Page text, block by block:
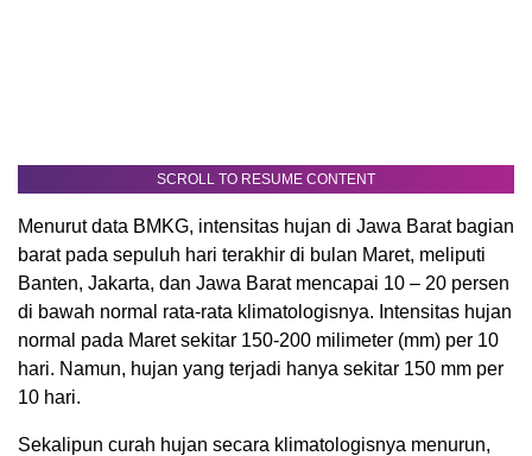
SCROLL TO RESUME CONTENT
Menurut data BMKG, intensitas hujan di Jawa Barat bagian
barat pada sepuluh hari terakhir di bulan Maret, meliputi
Banten, Jakarta, dan Jawa Barat mencapai 10 – 20 persen
di bawah normal rata-rata klimatologisnya. Intensitas hujan
normal pada Maret sekitar 150-200 milimeter (mm) per 10
hari. Namun, hujan yang terjadi hanya sekitar 150 mm per
10 hari.
Sekalipun curah hujan secara klimatologisnya menurun,